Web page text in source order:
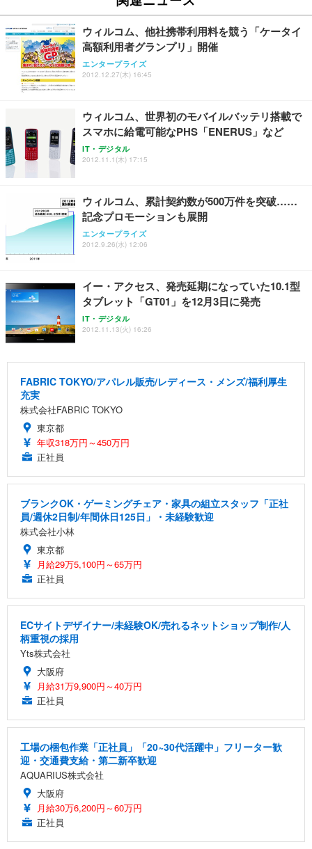
ウィルコム、他社携帯利用料を競う「ケータイ
高額利用者グランプリ」開催
エンタープライズ
2012.12.27(木) 16:45
ウィルコム、世界初のモバイルバッテリ搭載で
スマホに給電可能なPHS「ENERUS」など
IT・デジタル
2012.11.1(木) 17:15
ウィルコム、累計契約数が500万件を突破……
記念プロモーションも展開
エンタープライズ
2012.9.26(水) 12:06
イー・アクセス、発売延期になっていた10.1型
タブレット「GT01」を12月3日に発売
IT・デジタル
2012.11.13(火) 16:26
FABRIC TOKYO/アパレル販売/レディース・メンズ/福利厚生
充実
株式会社FABRIC TOKYO
東京都
年収318万円～450万円
正社員
ブランクOK・ゲーミングチェア・家具の組立スタッフ「正社
員/週休2日制/年間休日125日」・未経験歓迎
株式会社小林
東京都
月給29万5,100円～65万円
正社員
ECサイトデザイナー/未経験OK/売れるネットショップ制作/人
柄重視の採用
Yts株式会社
大阪府
月給31万9,900円～40万円
正社員
工場の梱包作業「正社員」「20~30代活躍中」フリーター歓
迎・交通費支給・第二新卒歓迎
AQUARIUS株式会社
大阪府
月給30万6,200円～60万円
正社員